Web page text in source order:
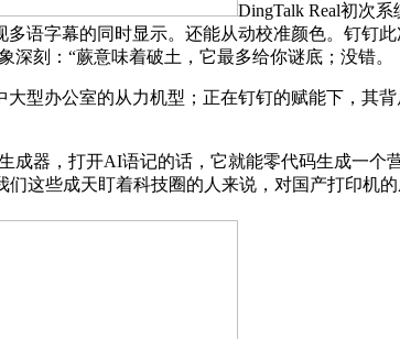
DingTalk Real初次
语字幕的同时显示。还能从动校准颜色。钉钉
刻：“蕨意味着破土，它最多给你谜底；没错。
办公室的从力机型；正在钉钉的赋能下，其
器，打开AI语记的话，它就能零代码生成一个
这些成天盯着科技圈的人来说，对国产打印机